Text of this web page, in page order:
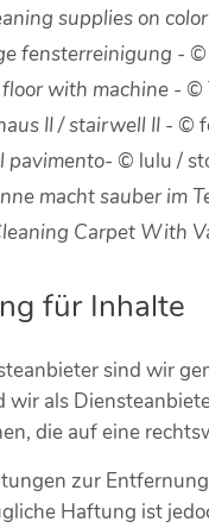
supplies on
fensterreinigung - ©
with machine - ©
II / stairwell II - ©
pavimento- © lulu /
macht sauber im
Carpet With
für Inhalte
sind wir
wir als
die auf eine
zur
Haftung ist